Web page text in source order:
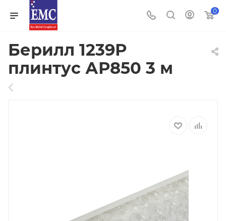
0
Берилл 1239Р
плинтус АР850 3 м